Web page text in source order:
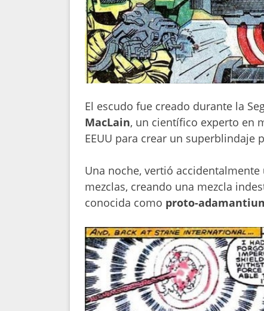
El escudo fue creado durante la
MacLain, un científico experto en
EEUU para crear un superblindaje
Una noche, vertió
mezclas, creando una mezcla
conocida como proto-